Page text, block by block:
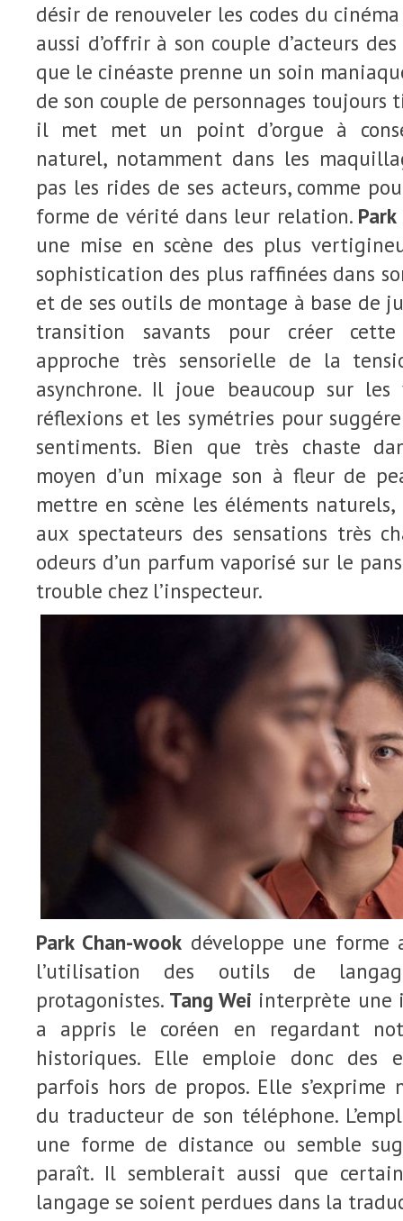
désir de renouveler les codes du
aussi d’offrir à son couple d’acteurs
que le cinéaste prenne un soin
de son couple de personnages toujours
il met met un point d’orgue à
naturel, notamment dans les
pas les rides de ses acteurs, comme
forme de vérité dans leur relation.
une mise en scène des plus
sophistication des plus raffinées dans
et de ses outils de montage à base de
transition savants pour créer
approche très sensorielle de la
asynchrone. Il joue beaucoup sur
réflexions et les symétries pour
sentiments. Bien que très chaste
moyen d’un mixage son à fleur de
mettre en scène les éléments
aux spectateurs des sensations très
odeurs d’un parfum vaporisé sur le
trouble chez l’inspecteur.
Park Chan-wook développe une forme
l’utilisation des outils de
protagonistes. Tang Wei interprète une
a appris le coréen en regardant
historiques. Elle emploie donc des
parfois hors de propos. Elle
du traducteur de son téléphone.
une forme de distance ou semble
paraît. Il semblerait aussi que
langage se soient perdues dans la